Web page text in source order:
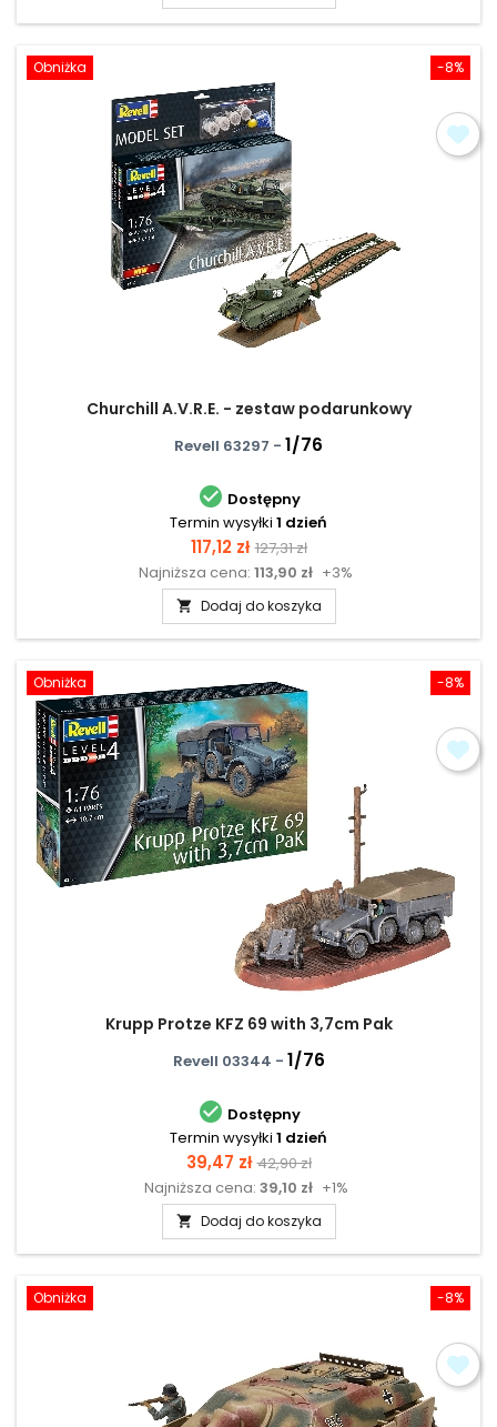
-8%
Obniżka
Churchill A.V.R.E. - zestaw podarunkowy
Revell 63297 - 1/76
 Dostępny
Termin wysyłki 1 dzień
Cena
117,12 zł Cena
podstawowa
127,31 zł
Najniższa cena: 113,90 zł +3%
 Dodaj do koszyka
-8%
Obniżka
Krupp Protze KFZ 69 with 3,7cm Pak
Revell 03344 - 1/76
 Dostępny
Termin wysyłki 1 dzień
Cena
39,47 zł Cena
podstawowa
42,90 zł
Najniższa cena: 39,10 zł +1%
 Dodaj do koszyka
-8%
Obniżka